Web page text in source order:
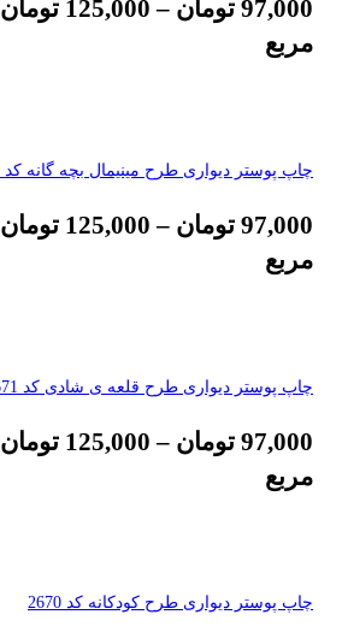
97,000 تومان –
125,000 تومان
مربع
چاپ پوستر دیواری طرح مینیمال بچه گانه کد 2672
97,000 تومان –
125,000 تومان
مربع
چاپ پوستر دیواری طرح قلعه ی شادی کد 2671
97,000 تومان –
125,000 تومان
مربع
چاپ پوستر دیواری طرح کودکانه کد 2670